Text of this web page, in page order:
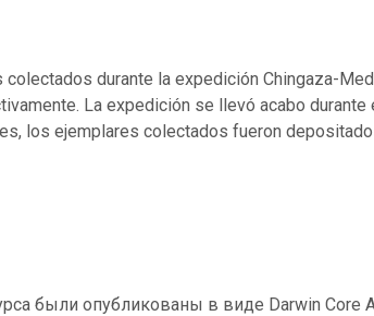
durante la expedición Chingaza-
La expedición se llevó acabo
los ejemplares colectados fueron
были опубликованы в виде Darwin Core